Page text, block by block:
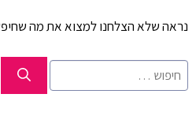
נראה שלא הצלחנו למצוא את מה
חיפוש: